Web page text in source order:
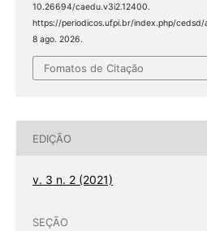
10.26694/
https://periodicos.ufpi.br/index.php/
8 ago. 2026.
Fomatos de Citação
EDIÇÃO
v. 3 n. 2 (2021)
SEÇÃO